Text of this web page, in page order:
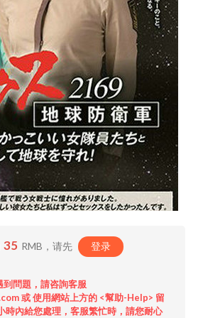
35 RMB，请先 登录
到問題，請咨詢客服
或 使用網站上方的 <幫助-Help> 留
時內給您處理，客服繁忙時，請您耐心